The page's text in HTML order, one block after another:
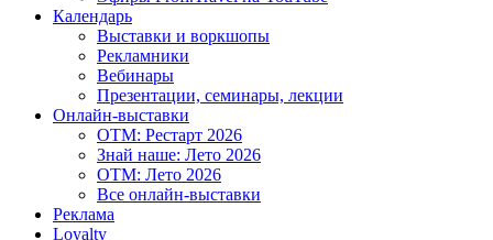
Календарь
Выставки и воркшопы
Рекламники
Вебинары
Презентации, семинары, лекции
Онлайн-выставки
OTM: Рестарт 2026
Знай наше: Лето 2026
OTM: Лето 2026
Все онлайн-выставки
Реклама
Loyalty